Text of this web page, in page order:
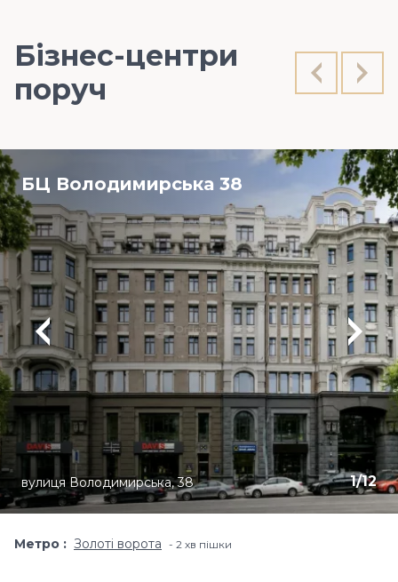
Бізнес-центри
поруч
БЦ Володимирська 38
1/12
вулиця Володимирська, 38
Метро Золоті ворота 2 хв пішки